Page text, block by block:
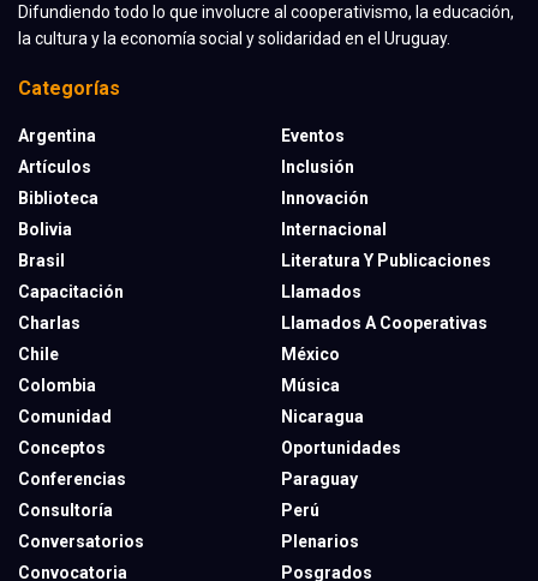
Difundiendo todo lo que involucre al cooperativismo, la educación,
la cultura y la economía social y solidaridad en el Uruguay.
Categorías
Argentina
Artículos
Biblioteca
Bolivia
Brasil
Capacitación
Charlas
Chile
Colombia
Comunidad
Conceptos
Conferencias
Consultoría
Conversatorios
Convocatoria
Eventos
Inclusión
Innovación
Internacional
Literatura Y Publicaciones
Llamados
Llamados A Cooperativas
México
Música
Nicaragua
Oportunidades
Paraguay
Perú
Plenarios
Posgrados